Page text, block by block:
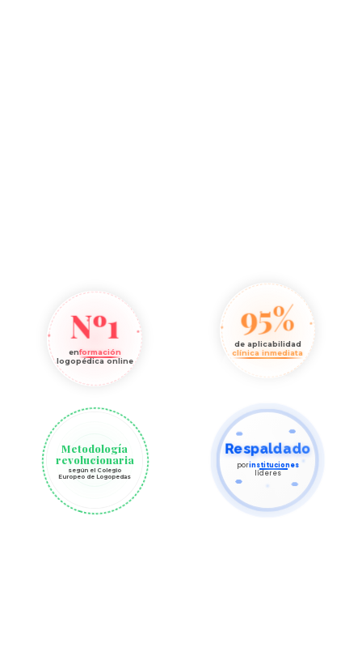
Nº1
enformación
logopédica online
95%
de aplicabilidad
clínica inmediata
Metodología
revolucionaria
según el Colegio
Europeo de Logopedas
Respaldado
porinstituciones
líderes